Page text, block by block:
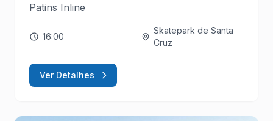
Patins Inline
16:00
Skatepark de Santa
Cruz
Ver Detalhes